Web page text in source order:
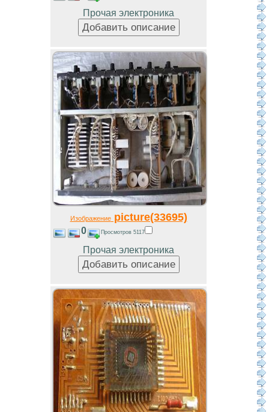
Прочая электроника
Изображениеpicture(33695)
0 Просмотров 5117
Прочая электроника